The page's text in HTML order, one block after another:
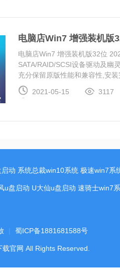
电脑店Win7 增强装机版
电脑店Win7 增强装机版32位
SATA/RAID/SCSI设备驱动及幽
充分保留原版性能和兼容性,安
2021-05-15 3117
动 系统总裁win10系统 极速win7系
u盘启动 U大仙u盘启动 速骑士win7
蜀ICP备1881681588号
载官网 All Rights Reserved.